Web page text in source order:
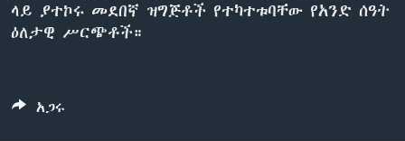
ላይ ያተኮሩ መደበኛ ዝግጅቶች የተካተቱባቸው የአንድ ሰዓት
ዕለታዊ ሥርጭቶች።
አጋሩ